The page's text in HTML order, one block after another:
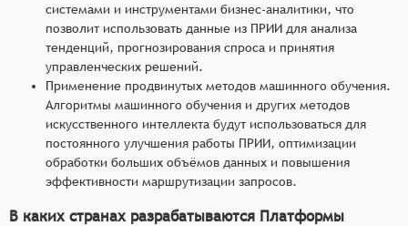
системами и инструментами бизнес-аналитики, что
позволит использовать данные из ПРИИ для анализа
тенденций, прогнозирования спроса и принятия
управленческих решений.
Применение продвинутых методов машинного обучения.
Алгоритмы машинного обучения и других методов
искусственного интеллекта будут использоваться для
постоянного улучшения работы ПРИИ, оптимизации
обработки больших объёмов данных и повышения
эффективности маршрутизации запросов.
В каких странах разрабатываются Платформы